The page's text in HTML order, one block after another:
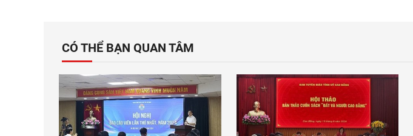
CÓ THỂ BẠN QUAN TÂM